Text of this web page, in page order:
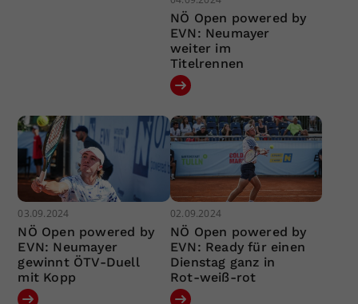
NÖ Open powered by
EVN: Neumayer
weiter im
Titelrennen
03.09.2024
NÖ Open powered by
EVN: Neumayer
gewinnt ÖTV-Duell
mit Kopp
02.09.2024
NÖ Open powered by
EVN: Ready für einen
Dienstag ganz in
Rot-weiß-rot